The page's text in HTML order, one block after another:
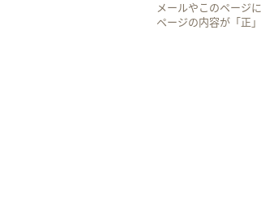
メールやこのページ
ページの内容が「正